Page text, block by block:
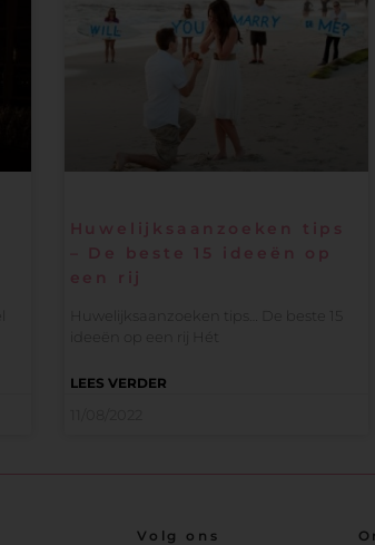
Huwelijksaanzoeken tips
– De beste 15 ideeën op
een rij
Huwelijksaanzoeken tips… De beste 15
ideeën op een rij Hét
LEES VERDER
Volg ons